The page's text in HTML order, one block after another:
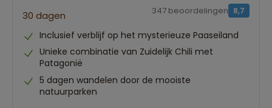
30 dagen 8,7
347 beoordelingen
Inclusief verblijf op het mysterieuze Paaseiland
Unieke combinatie van Zuidelijk Chili met
Patagonië
5 dagen wandelen door de mooiste
natuurparken